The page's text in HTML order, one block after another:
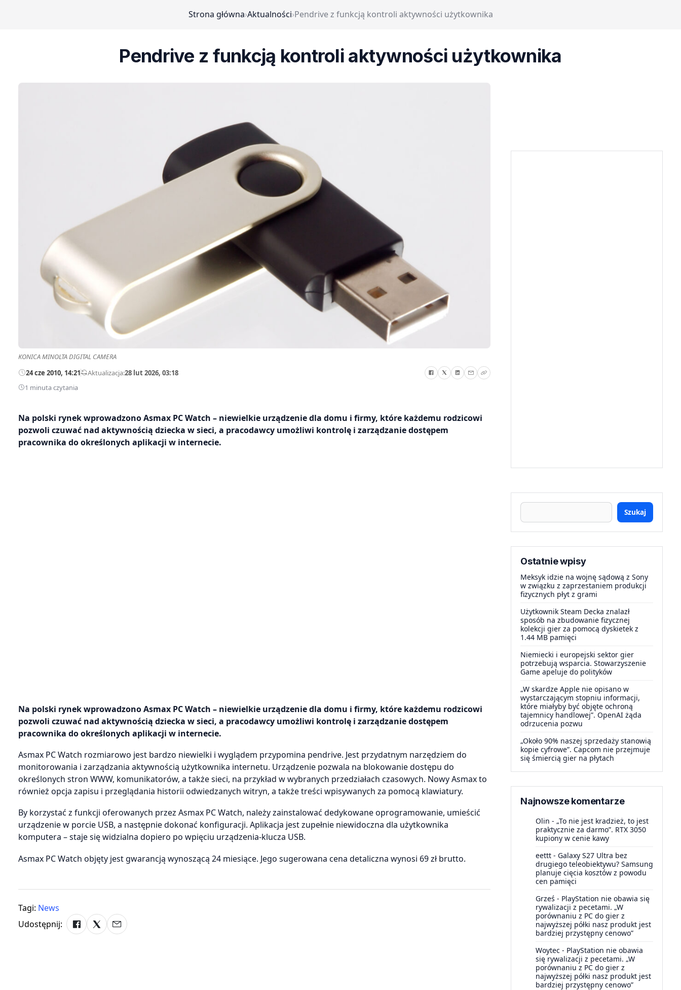
Strona główna›Aktualności›Pendrive z funkcją kontroli aktywności użytkownika
Pendrive z funkcją kontroli aktywności użytkownika
KONICA MINOLTA DIGITAL CAMERA
24 cze 2010, 14:21—Aktualizacja:28 lut 2026, 03:18
1 minuta czytania
Na polski rynek wprowadzono Asmax PC Watch – niewielkie urządzenie dla domu i firmy, które każdemu rodzicowi
pozwoli czuwać nad aktywnością dziecka w sieci, a pracodawcy umożliwi kontrolę i zarządzanie dostępem
pracownika do określonych aplikacji w internecie.
Na polski rynek wprowadzono Asmax PC Watch – niewielkie urządzenie dla domu i firmy, które każdemu rodzicowi
pozwoli czuwać nad aktywnością dziecka w sieci, a pracodawcy umożliwi kontrolę i zarządzanie dostępem
pracownika do określonych aplikacji w internecie.
Asmax PC Watch rozmiarowo jest bardzo niewielki i wyglądem przypomina pendrive. Jest przydatnym narzędziem do
monitorowania i zarządzania aktywnością użytkownika internetu. Urządzenie pozwala na blokowanie dostępu do
określonych stron WWW, komunikatorów, a także sieci, na przykład w wybranych przedziałach czasowych. Nowy Asmax to
również opcja zapisu i przeglądania historii odwiedzanych witryn, a także treści wpisywanych za pomocą klawiatury.
By korzystać z funkcji oferowanych przez Asmax PC Watch, należy zainstalować dedykowane oprogramowanie, umieścić
urządzenie w porcie USB, a następnie dokonać konfiguracji. Aplikacja jest zupełnie niewidoczna dla użytkownika
komputera – staje się widzialna dopiero po wpięciu urządzenia-klucza USB.
Asmax PC Watch objęty jest gwarancją wynoszącą 24 miesiące. Jego sugerowana cena detaliczna wynosi 69 zł brutto.
Tagi: News
Udostępnij:
Szukaj
Ostatnie wpisy
Meksyk idzie na wojnę sądową z Sony
w związku z zaprzestaniem produkcji
fizycznych płyt z grami
Użytkownik Steam Decka znalazł
sposób na zbudowanie fizycznej
kolekcji gier za pomocą dyskietek z
1.44 MB pamięci
Niemiecki i europejski sektor gier
potrzebują wsparcia. Stowarzyszenie
Game apeluje do polityków
„W skardze Apple nie opisano w
wystarczającym stopniu informacji,
które miałyby być objęte ochroną
tajemnicy handlowej”. OpenAI żąda
odrzucenia pozwu
„Około 90% naszej sprzedaży stanowią
kopie cyfrowe”. Capcom nie przejmuje
się śmiercią gier na płytach
Najnowsze komentarze
Olin - „To nie jest kradzież, to jest
praktycznie za darmo”. RTX 3050
kupiony w cenie kawy
eettt - Galaxy S27 Ultra bez
drugiego teleobiektywu? Samsung
planuje cięcia kosztów z powodu
cen pamięci
Grześ - PlayStation nie obawia się
rywalizacji z pecetami. „W
porównaniu z PC do gier z
najwyższej półki nasz produkt jest
bardziej przystępny cenowo”
Woytec - PlayStation nie obawia
się rywalizacji z pecetami. „W
porównaniu z PC do gier z
najwyższej półki nasz produkt jest
bardziej przystępny cenowo”